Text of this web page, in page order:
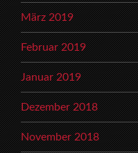
März 2019
Februar 2019
Januar 2019
Dezember 2018
November 2018